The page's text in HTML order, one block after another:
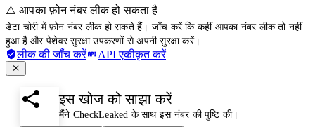
⚠️ आपका फ़ोन नंबर लीक हो सकता है
डेटा चोरी में फ़ोन नंबर लीक हो सकते हैं। जाँच करें कि कहीं आपका नंबर लीक तो नहीं
हुआ है और पेशेवर सुरक्षा उपकरणों से अपनी सुरक्षा करें।
लीक की जाँच करें API एकीकृत करें
इस खोज को साझा करें
मैंने CheckLeaked के साथ इस नंबर की पुष्टि की।